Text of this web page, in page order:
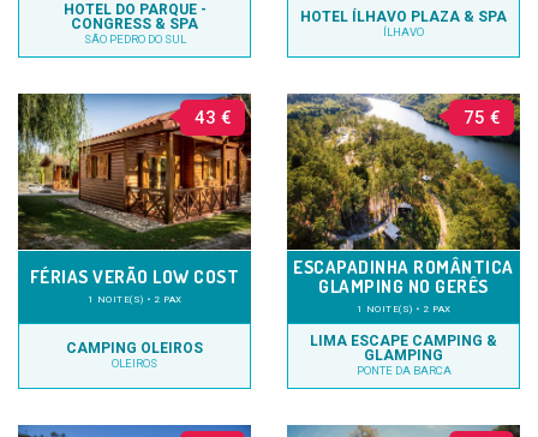
HOTEL DO PARQUE -
CONGRESS & SPA
SÃO PEDRO DO SUL
HOTEL ÍLHAVO PLAZA & SPA
ÍLHAVO
43 €
FÉRIAS VERÃO LOW COST
1 NOITE(S) • 2 PAX
CAMPING OLEIROS
OLEIROS
75 €
ESCAPADINHA ROMÂNTICA
GLAMPING NO GERÊS
1 NOITE(S) • 2 PAX
LIMA ESCAPE CAMPING &
GLAMPING
PONTE DA BARCA